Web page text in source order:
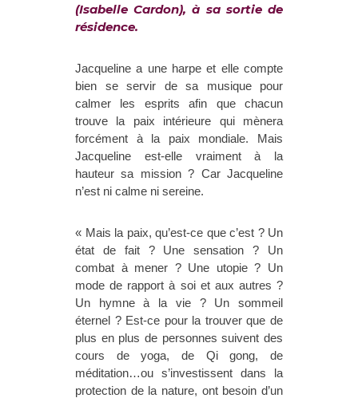
(Isabelle Cardon), à sa sortie de
résidence.
Jacqueline a une harpe et elle compte
bien se servir de sa musique pour
calmer les esprits afin que chacun
trouve la paix intérieure qui mènera
forcément à la paix mondiale. Mais
Jacqueline est-elle vraiment à la
hauteur sa mission ? Car Jacqueline
n’est ni calme ni sereine.
« Mais la paix, qu’est-ce que c’est ? Un
état de fait ? Une sensation ? Un
combat à mener ? Une utopie ? Un
mode de rapport à soi et aux autres ?
Un hymne à la vie ? Un sommeil
éternel ? Est-ce pour la trouver que de
plus en plus de personnes suivent des
cours de yoga, de Qi gong, de
méditation…ou s’investissent dans la
protection de la nature, ont besoin d’un